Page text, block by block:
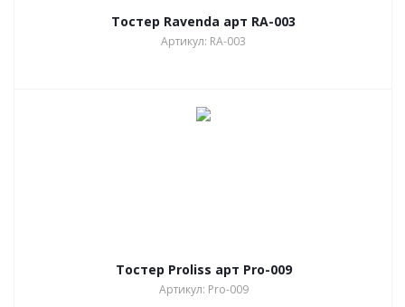
Тостер Ravenda арт RA-003
Артикул: RA-003
Тостер Proliss арт Pro-009
Артикул: Pro-009